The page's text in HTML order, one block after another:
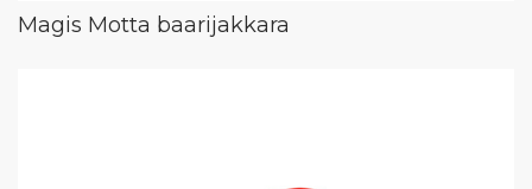
Magis Motta baarijakkara